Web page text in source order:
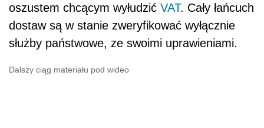
oszustem chcącym wyłudzić VAT. Cały łańcuch
dostaw są w stanie zweryfikować wyłącznie
służby państwowe, ze swoimi uprawieniami.
Dalszy ciąg materiału pod wideo